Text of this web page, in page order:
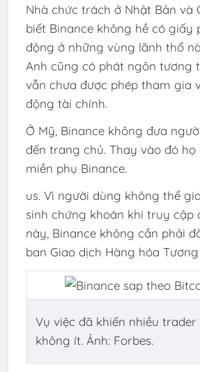
Nhà chức trách ở Nhật Bản và
biết Binance không hề có giấy
động ở những vùng lãnh thổ
Anh cũng có phát ngôn tương
vẫn chưa được phép tham gia
động tài chính.
Ở Mỹ, Binance không đưa
đến trang chủ. Thay vào đó
miền phụ Binance.
us. Vì người dùng không thể
sinh chứng khoán khi truy cập
này, Binance không cần phải
ban Giao dịch Hàng hóa
Vụ việc đã khiến nhiều
không ít. Ảnh: Forbes.